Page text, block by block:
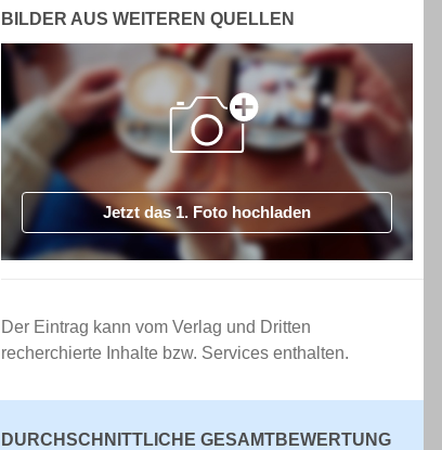
BILDER AUS WEITEREN QUELLEN
Jetzt das 1. Foto hochladen
Der Eintrag kann vom Verlag und Dritten
recherchierte Inhalte bzw. Services enthalten.
DURCHSCHNITTLICHE GESAMTBEWERTUNG